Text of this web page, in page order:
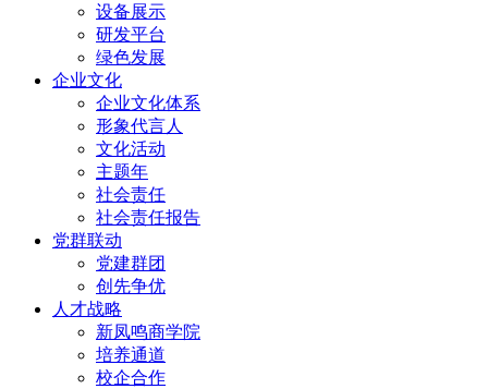
设备展示
研发平台
绿色发展
企业文化
企业文化体系
形象代言人
文化活动
主题年
社会责任
社会责任报告
党群联动
党建群团
创先争优
人才战略
新凤鸣商学院
培养通道
校企合作